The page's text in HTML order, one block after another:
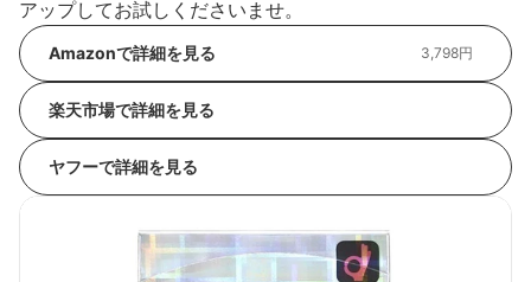
アップしてお試しくださいませ。
Amazonで詳細を見る 3,798円
楽天市場で詳細を見る
ヤフーで詳細を見る